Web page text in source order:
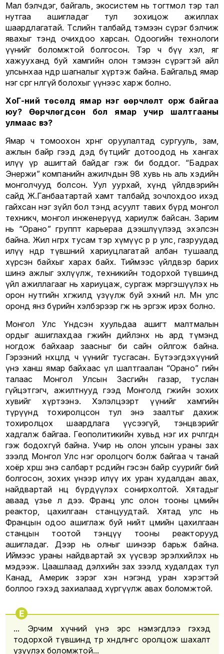
Мал бэлчдэг, байгаль, экосистем нь тогтмол тэр тал
нутгаа ашигладаг тул зохицож ажиллах
шаардлагатай. Төслийн талбайд тэмээн сүрэг бэлчиж
явахыг тэнд очихдоо харсан. Одоогийн технологи
үүнийг боломжтой болгосон. Тэр ч бүү хэл, яг
хажууханд буй хамгийн олон тэмээн сүрэгтэй айл
улсынхаа өндөр шагналыг хүртэж байна. Байгальд ямар
нэг сөрөг нөлөөгүй болохыг үүнээс харж болно.
ХоГ-ний төсөлд ямар нэг өөрчлөлт орж байгаа
юу? Өөрчлөгдсөн бол ямар учир шалтгааны
улмаас вэ?
Ямар ч томоохон хөрөнгө оруулалтад сургууль, зам,
ажлын байр гээд дэд бүтцийг дотоодод нь хангах
илүү үр ашигтай байдаг гэж би боддог. “Бадрах
Энержи” компанийн ажилчдын 98 хувь нь аль хэдийн
монголчууд болсон. Уул уурхай, хүнд үйлдвэрийн
сайд Ж.Ганбаатартай хамт талбайд зочлохдоо ихэд
гайхсан нэг зүйл бол тэнд асуулт тавих бүрд монгол
техникч, монгол инженерүүд хариулж байсан. Зарим
нь “Орано” группт карьераа дээшлүүлээд эхэлсэн
байна. Жил өнгөрөх тусам тэр хүмүүс өөр өөр улс, газруудад
илүү өндөр түвшний хариуцлагатай албан тушаалд
хүрсэн байхыг харах байх. Тиймээс үйлдвэр барих
шинэ ажлыг эхлүүлж, техникийн тодорхой түвшинд
үйл ажиллагааг нь хариуцаж, сургаж мэргэшүүлэх нь
орон нутгийн хөгжилд үзүүлж буй эхний нөлөө. Мөн улс
оронд янз бүрийн хэлбэрээр өгөөж нь эргэж ирэх болно.
Монгол Улс Үндсэн хуульдаа ашигт малтмалын
ордыг ашиглахдаа өгөөжийн дийлэнх нь ард түмэнд
ногдож байхаар заасныг би сайн ойлгож байна.
Гэрээний нөхцөлд ч үүнийг тусгасан. Бүтээгдэхүүний
үнэ ханш ямар байхаас үл шалтгаалан “Орано” гийн
талаас Монгол Улсын Засгийн газар, туслан
гүйцэтгэгч, ажилтнууд гээд Монголд өгөөжийн зохих
хувийг хүртээнэ. Хэлэлцээрт үүнийг хамгийн
түрүүнд тохиролцсон тул энэ заалтыг дахиж
тохиролцох шаардлага үүсээгүй, тэнцвэрийг
хадгалж байгаа. Геополитикийн хувьд нэг их өөрчлөгдөнө
гэж бодохгүй байна. Учир нь олон улсын ураны зах
зээлд Монгол Улс нэг оролцогч болж байгаа ч танай
хоёр хөрш энэ салбарт өөрсдийн гэсэн байр суурийг бий
болгосон, зохих үнээр илүү их уран худалдан авах,
найдвартай нөөц бүрдүүлэх сонирхолтой. Хятадыг
аваад үзье л дээ. Франц улс олон тооны цөмийн
реактор, цахилгаан станцуудтай. Хятад улс нь
Францын одоо ашиглаж буй нийт цөмийн цахилгаан
станцын тоотой тэнцүү тооны реакторууд
ашигладаг. Дээр нь олныг шинээр барьж байна.
Иймээс ураны найдвартай эх үүсвэр эрэлхийлэх нь
мэдээж. Цаашлаад дэлхийн зах зээлд худалдах тул
Канад, Америк зэрэг хэн нэгэнд уран хэрэгтэй
боллоо гэхэд захиалаад хүргүүлж авах боломжтой.
... Эрчим хүчний үнэ эрс нэмэгдлээ гэхэд
тодорхой түвшинд төр хөндлөнгөөс оролцож шахалт
үзүүлэх боломжтой...